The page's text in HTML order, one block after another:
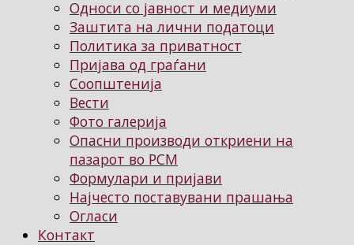
Односи со јавност и медиуми
Заштита на лични податоци
Политика за приватност
Пријава од граѓани
Соопштенија
Вести
Фото галерија
Опасни производи откриени на
пазарот во РСМ
Формулари и пријави
Најчесто поставувани прашања
Огласи
Контакт